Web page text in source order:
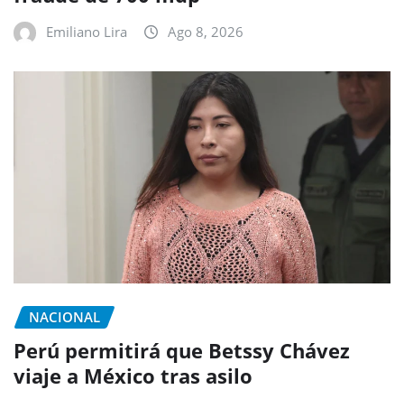
Emiliano Lira Ago 8, 2026
NACIONAL
Perú permitirá que Betssy Chávez
viaje a México tras asilo